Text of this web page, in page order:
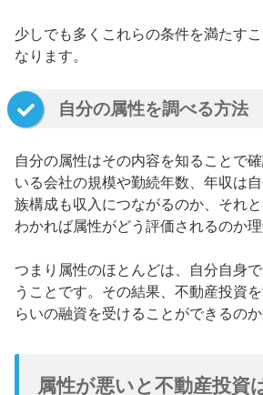
少しでも多くこれらの条件を満たす
なります。
自分の属性を調べる方法
自分の属性はその内容を知ることで
いる会社の規模や勤続年数、年収は
族構成も収入につながるのか、それ
わかれば属性がどう評価されるのか理
つまり属性のほとんどは、自分自身
うことです。その結果、不動産投資
らいの融資を受けることができるのか
属性が悪いと不動産投資